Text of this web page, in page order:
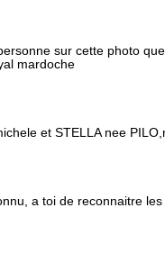
sur cette photo
mardoche
et STELLA nee
a toi de reconnaitre